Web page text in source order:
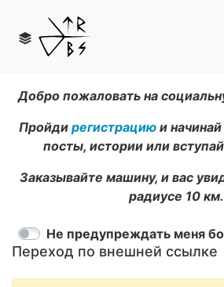
Добро пожаловать на
Пройди регистрацию и
посты, истории или
Заказывайте машину, и вас
радиусе 10 км.
Переход по внешней ссылке
Не предупреждать меня